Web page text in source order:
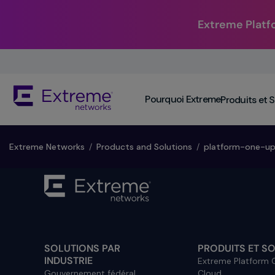
Extreme
Content
keyboard
the
arrow
and
Pourquoi ExtremeProduits et
​Extreme Networks / Products and Solutions / platform-one-
SOLUTIONS PAR
INDUSTRIE
PRODUITS ET
Extreme Platform